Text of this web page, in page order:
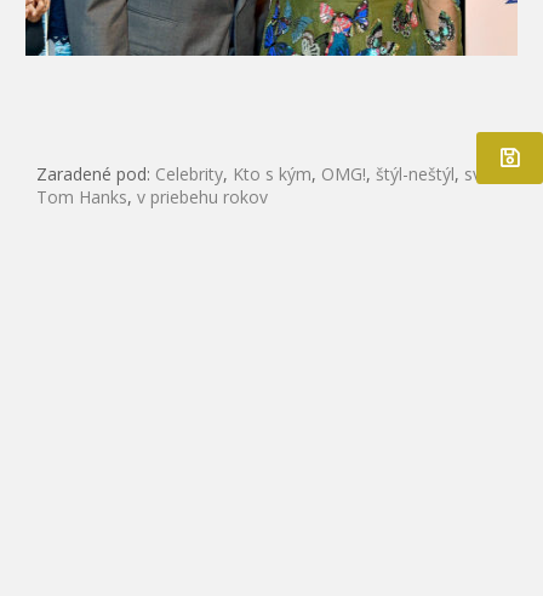
Zaradené pod: Celebrity, Kto s kým, OMG!, štýl-neštýl, svadba
Tom Hanks, v priebehu rokov